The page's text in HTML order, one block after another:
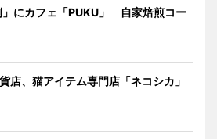
」にカフェ「PUKU」 自家焙煎コー
店、猫アイテム専門店「ネコシカ」